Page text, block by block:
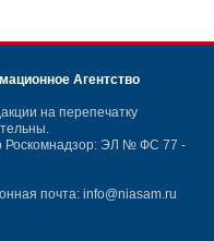
Агентство
на перепечатку
Роскомнадзор: ЭЛ № ФС 77 -
почта: info@niasam.ru